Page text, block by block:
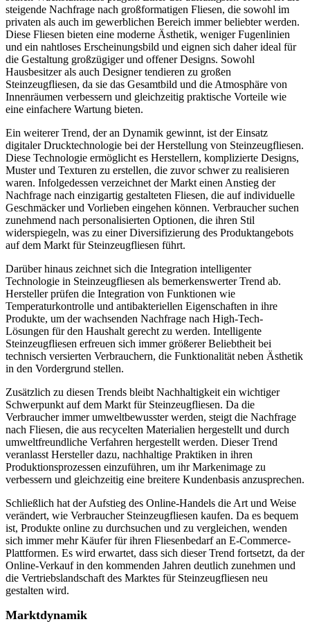
steigende Nachfrage nach großformatigen Fliesen, die sowohl im
privaten als auch im gewerblichen Bereich immer beliebter werden.
Diese Fliesen bieten eine moderne Ästhetik, weniger Fugenlinien
und ein nahtloses Erscheinungsbild und eignen sich daher ideal für
die Gestaltung großzügiger und offener Designs. Sowohl
Hausbesitzer als auch Designer tendieren zu großen
Steinzeugfliesen, da sie das Gesamtbild und die Atmosphäre von
Innenräumen verbessern und gleichzeitig praktische Vorteile wie
eine einfachere Wartung bieten.
Ein weiterer Trend, der an Dynamik gewinnt, ist der Einsatz
digitaler Drucktechnologie bei der Herstellung von Steinzeugfliesen.
Diese Technologie ermöglicht es Herstellern, komplizierte Designs,
Muster und Texturen zu erstellen, die zuvor schwer zu realisieren
waren. Infolgedessen verzeichnet der Markt einen Anstieg der
Nachfrage nach einzigartig gestalteten Fliesen, die auf individuelle
Geschmäcker und Vorlieben eingehen können. Verbraucher suchen
zunehmend nach personalisierten Optionen, die ihren Stil
widerspiegeln, was zu einer Diversifizierung des Produktangebots
auf dem Markt für Steinzeugfliesen führt.
Darüber hinaus zeichnet sich die Integration intelligenter
Technologie in Steinzeugfliesen als bemerkenswerter Trend ab.
Hersteller prüfen die Integration von Funktionen wie
Temperaturkontrolle und antibakteriellen Eigenschaften in ihre
Produkte, um der wachsenden Nachfrage nach High-Tech-
Lösungen für den Haushalt gerecht zu werden. Intelligente
Steinzeugfliesen erfreuen sich immer größerer Beliebtheit bei
technisch versierten Verbrauchern, die Funktionalität neben Ästhetik
in den Vordergrund stellen.
Zusätzlich zu diesen Trends bleibt Nachhaltigkeit ein wichtiger
Schwerpunkt auf dem Markt für Steinzeugfliesen. Da die
Verbraucher immer umweltbewusster werden, steigt die Nachfrage
nach Fliesen, die aus recycelten Materialien hergestellt und durch
umweltfreundliche Verfahren hergestellt werden. Dieser Trend
veranlasst Hersteller dazu, nachhaltige Praktiken in ihren
Produktionsprozessen einzuführen, um ihr Markenimage zu
verbessern und gleichzeitig eine breitere Kundenbasis anzusprechen.
Schließlich hat der Aufstieg des Online-Handels die Art und Weise
verändert, wie Verbraucher Steinzeugfliesen kaufen. Da es bequem
ist, Produkte online zu durchsuchen und zu vergleichen, wenden
sich immer mehr Käufer für ihren Fliesenbedarf an E-Commerce-
Plattformen. Es wird erwartet, dass sich dieser Trend fortsetzt, da der
Online-Verkauf in den kommenden Jahren deutlich zunehmen und
die Vertriebslandschaft des Marktes für Steinzeugfliesen neu
gestalten wird.
Marktdynamik